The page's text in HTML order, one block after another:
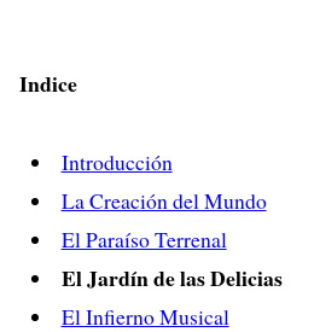
Indice
Introducción
La Creación del Mundo
El Paraíso Terrenal
El Jardín de las Delicias
El Infierno Musical